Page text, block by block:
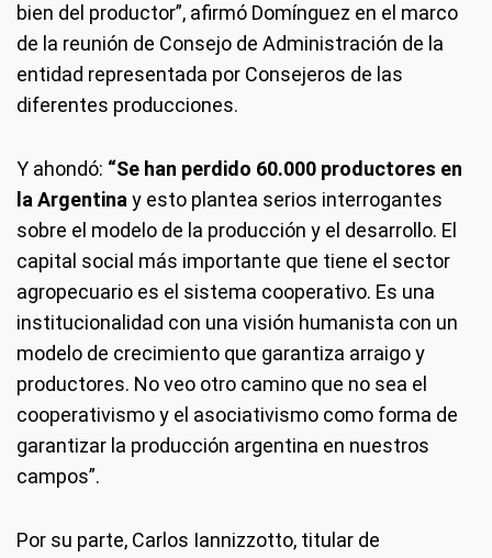
bien del productor”, afirmó Domínguez en el marco
de la reunión de Consejo de Administración de la
entidad representada por Consejeros de las
diferentes producciones.
Y ahondó: “Se han perdido 60.000 productores en
la Argentina y esto plantea serios interrogantes
sobre el modelo de la producción y el desarrollo. El
capital social más importante que tiene el sector
agropecuario es el sistema cooperativo. Es una
institucionalidad con una visión humanista con un
modelo de crecimiento que garantiza arraigo y
productores. No veo otro camino que no sea el
cooperativismo y el asociativismo como forma de
garantizar la producción argentina en nuestros
campos”.
Por su parte, Carlos Iannizzotto, titular de